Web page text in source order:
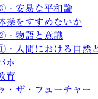
安易な平和論
操をすすめないか
物語と意識
人間における自然
ホ
育
・ザ・フューチャー（